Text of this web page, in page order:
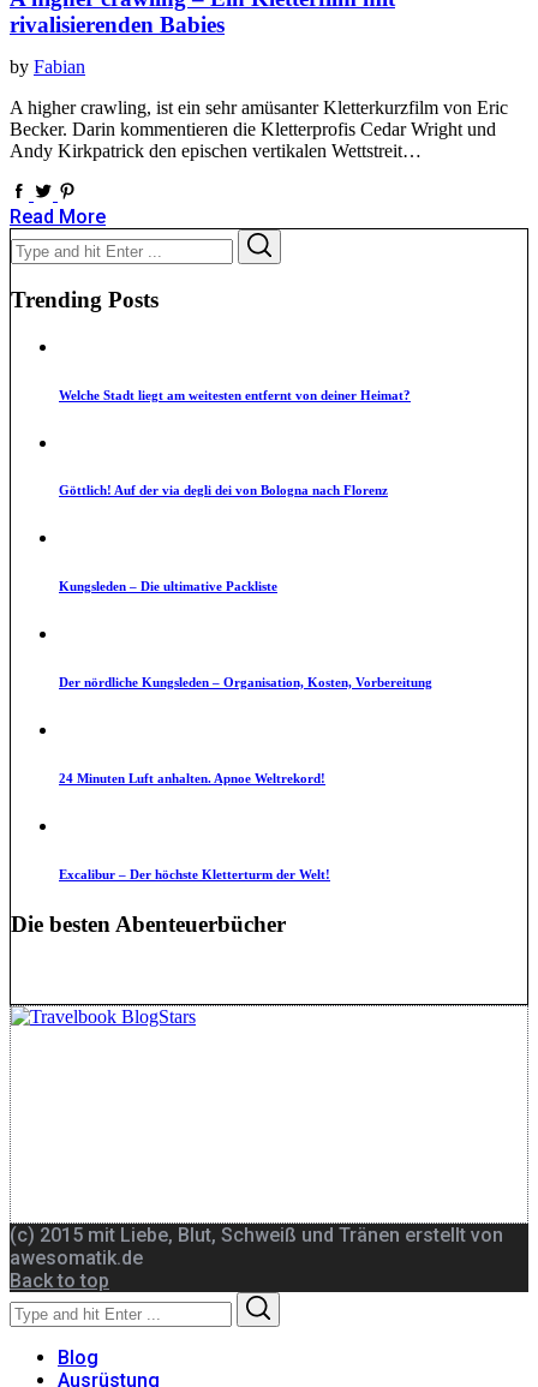
rivalisierenden Babies
by Fabian
A higher crawling, ist ein sehr amüsanter Kletterkurzfilm von Eric
Becker. Darin kommentieren die Kletterprofis Cedar Wright und
Andy Kirkpatrick den epischen vertikalen Wettstreit…
Read More
Search
for:
Trending Posts
Welche Stadt liegt am weitesten entfernt von deiner Heimat?
Göttlich! Auf der via degli dei von Bologna nach Florenz
Kungsleden – Die ultimative Packliste
Der nördliche Kungsleden – Organisation, Kosten, Vorbereitung
24 Minuten Luft anhalten. Apnoe Weltrekord!
Excalibur – Der höchste Kletterturm der Welt!
Die besten Abenteuerbücher
(c) 2015 mit Liebe, Blut, Schweiß und Tränen erstellt von
awesomatik.de
Back to top
Search
for:
Blog
Ausrüstung